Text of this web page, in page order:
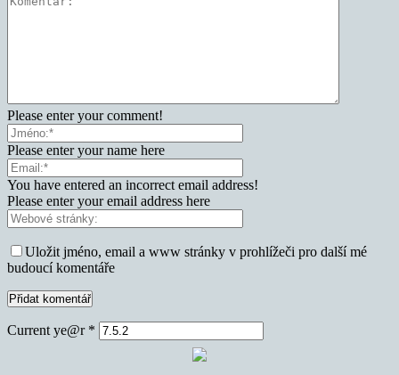
Please enter your comment!
Please enter your name here
You have entered an incorrect email address!
Please enter your email address here
Uložit jméno, email a www stránky v prohlížeči pro další mé
budoucí komentáře
Current ye@r *